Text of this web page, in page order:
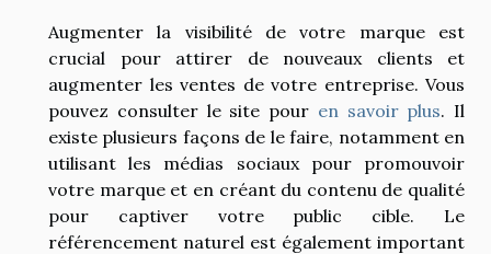
Augmenter la visibilité de votre marque est
crucial pour attirer de nouveaux clients et
augmenter les ventes de votre entreprise. Vous
pouvez consulter le site pour en savoir plus. Il
existe plusieurs façons de le faire, notamment en
utilisant les médias sociaux pour promouvoir
votre marque et en créant du contenu de qualité
pour captiver votre public cible. Le
référencement naturel est également important